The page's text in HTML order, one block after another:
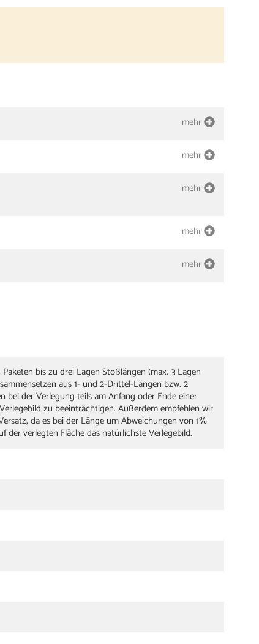
mehr
mehr
mehr
mehr
mehr
bis zu drei Lagen Stoßlängen (max. 3 Lagen
aus 1- und 2-Drittel-Längen bzw. 2
bei der Verlegung teils am Anfang oder Ende einer
zu beeinträchtigen. Außerdem empfehlen wir
da es bei der Länge um Abweichungen von 1%
der verlegten Fläche das natürlichste Verlegebild.